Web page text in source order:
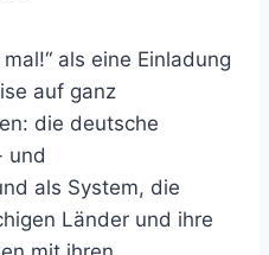
als eine Einladung
auf ganz
die deutsche
und
als System, die
Länder und ihre